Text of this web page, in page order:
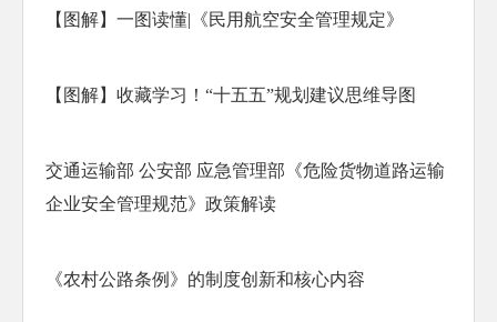
【图解】一图读懂|《民用航空安全管理规定》
【图解】收藏学习！“十五五”规划建议思维导图
交通运输部 公安部 应急管理部《危险货物道路运输
企业安全管理规范》政策解读
《农村公路条例》的制度创新和核心内容